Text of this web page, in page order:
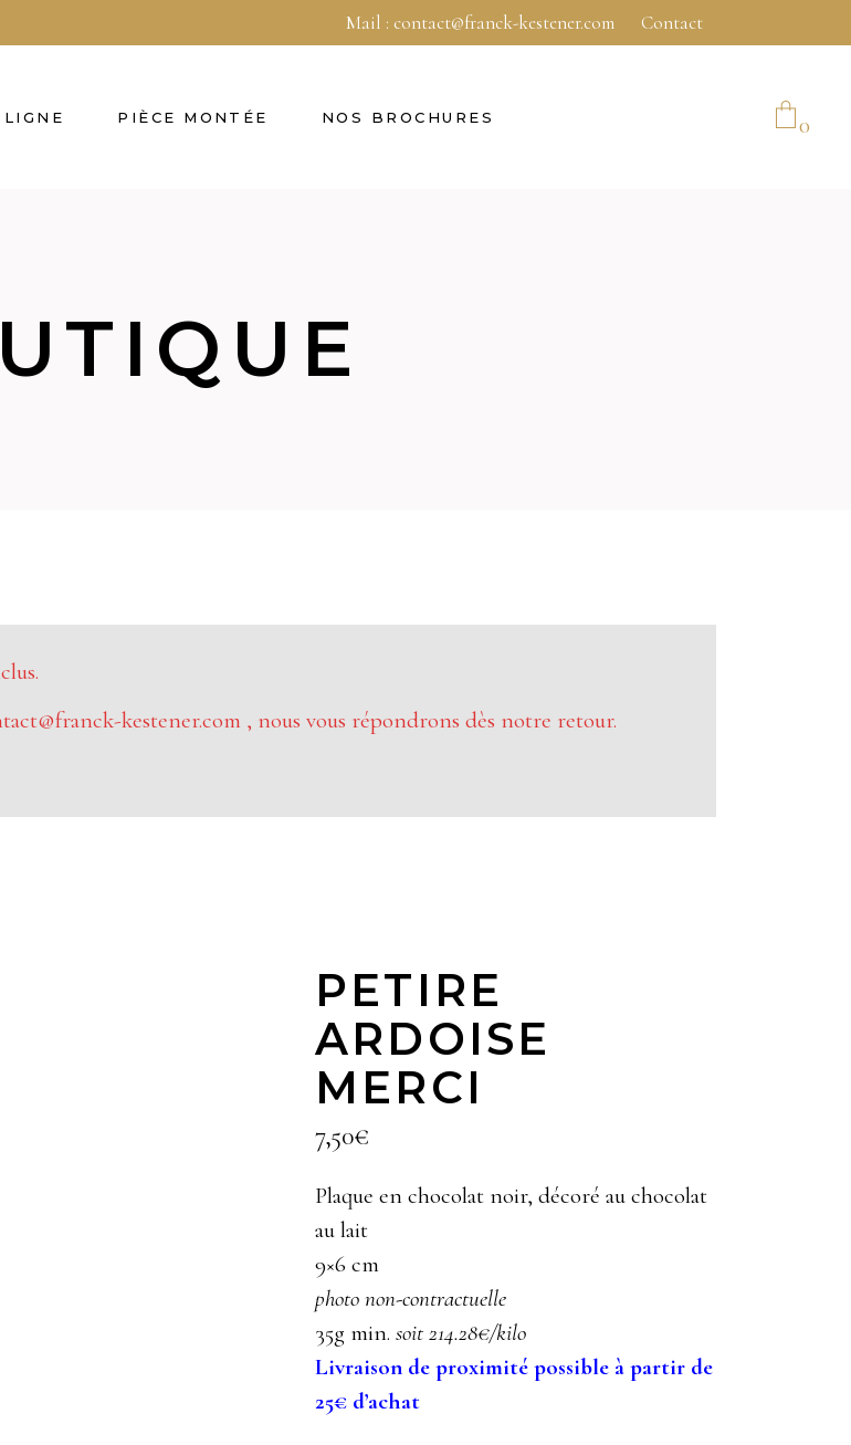
Mail : contact@franck-kestener.com Contact
PIÈCE MONTÉE NOS BROCHURES 0
kestener.com , nous vous répondrons dès notre retour.
PETIRE
ARDOISE
MERCI
7,50€
Plaque en chocolat noir, décoré au chocolat
au lait
9×6 cm
photo non-contractuelle
35g min. soit 214.28€/kilo
Livraison de proximité possible à partir de
25€ d’achat